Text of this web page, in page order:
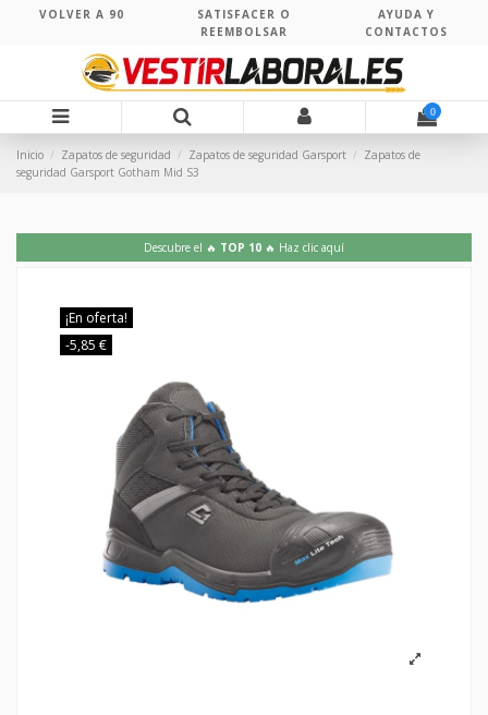
VOLVER A 90
SATISFACER O
REEMBOLSAR
AYUDA Y
CONTACTOS
0
Inicio Zapatos de seguridad Zapatos de seguridad Garsport
Zapatos de
seguridad Garsport Gotham Mid S3
Descubre el 🔥 TOP 10 🔥 Haz clic aquí
¡En oferta!
-5,85 €